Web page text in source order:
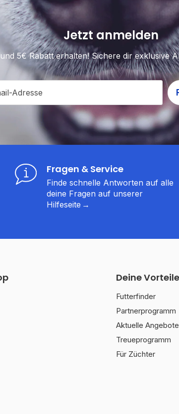
Jetzt anmelden
5€ Rabatt erhalten! Sichere dir exklusive
Adresse
Fragen & Service
Finde schnelle Antworten auf alle
deine Fragen auf unserer
Hilfeseite
Deine Vorteile
Futterfinder
Partnerprogramm
Aktuelle Angebote
Treueprogramm
Für Züchter